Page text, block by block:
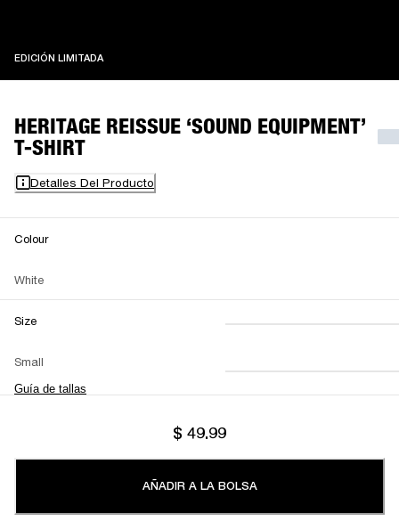
EDICIÓN LIMITADAEDICIÓN LIMITADA
HERITAGE REISSUE ‘SOUND EQUIPMENT’
T-SHIRT
Detalles Del Producto
Colour
White
Size
Small
Guía de tallas
XS S M
L XL XXL
$ 49.99
AÑADIR A LA BOLSA